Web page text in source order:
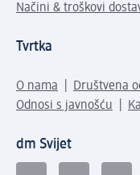
Načini & troškovi
Tvrtka
O nama Društvena
Odnosi s javnošću
dm Svijet